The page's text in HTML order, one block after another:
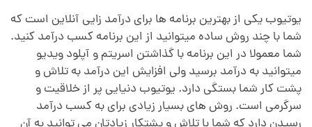
م
د
ا
یوتیوب یکی از بهترین برنامه ها برای درآمد زایی آنلاین است که
شما با چند روش ساده میتوانید از این برنامه کسب درآمد کنید.
شما معمولا در این برنامه با گذاشتن اسریتم و آپلود ویدیو
میتوانید به درآمد برسید ولی افزایش این درآمد به تلاش و
پشت کار شما بستگی دارد. یوتیوب دنیایی پر از خلاقیت و
سرگرمی است. روش های بسیار زیادی برای به کسب درآمد